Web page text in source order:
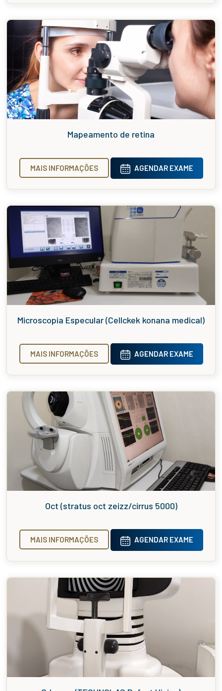
Mapeamento de retina
MAIS INFORMAÇÕES AGENDAR EXAME
Microscopia Especular (Cellckek konana medical)
MAIS INFORMAÇÕES AGENDAR EXAME
Oct (stratus oct zeizz/cirrus 5000)
MAIS INFORMAÇÕES AGENDAR EXAME